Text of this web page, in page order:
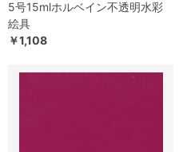
5号15mlホルベイン不透明水彩
絵具
￥1,108